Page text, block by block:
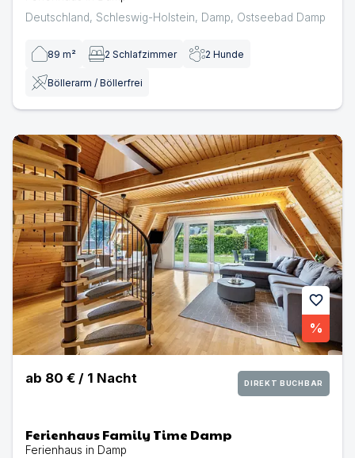
Deutschland, Schleswig-Holstein, Damp, Ostseebad Damp
89 m² 2 Schlafzimmer 2 Hunde
Böllerarm / Böllerfrei
favorite
%
Ferienhaus Family Time Damp | Ferienhaus in Damp
ab 80 € / 1 Nacht DIREKT BUCHBAR
Ferienhaus Family Time Damp
Ferienhaus in Damp